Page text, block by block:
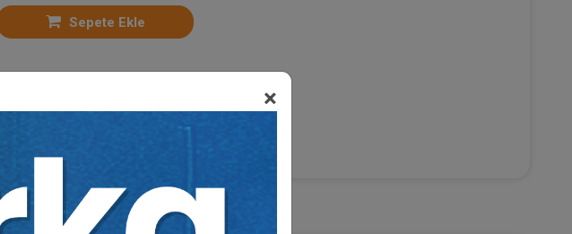
×
Sepete Ekle
Kongreler Borçlar Hukuku